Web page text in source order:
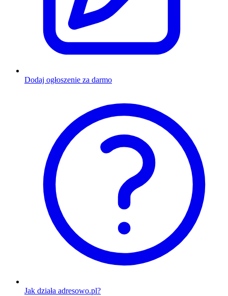
Dodaj ogłoszenie za darmo
Jak działa adresowo.pl?